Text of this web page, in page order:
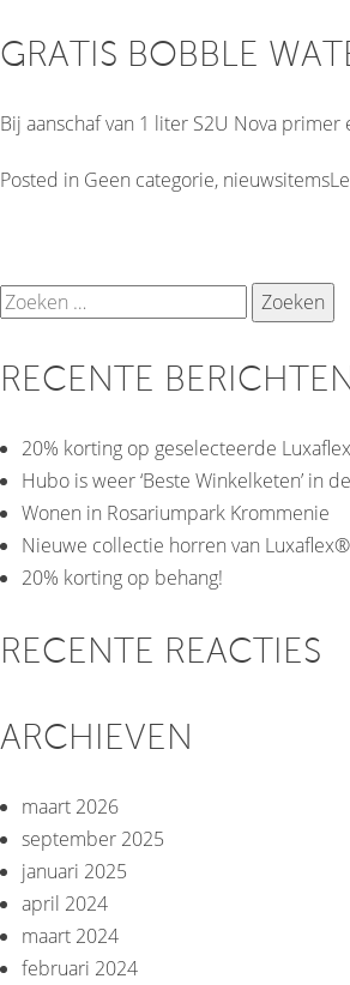
GRATIS BOBBLE
Bij aanschaf van 1 liter S2U Nova
Posted in Geen categorie, nieuwsitems
Zoeken
RECENTE BERICHTEN
20% korting op geselecteerde
Hubo is weer ‘Beste Winkelketen’ in
Wonen in Rosariumpark Krommenie
Nieuwe collectie horren van Luxaflex®
20% korting op behang!
RECENTE REACTIES
ARCHIEVEN
maart 2026
september 2025
januari 2025
april 2024
maart 2024
februari 2024